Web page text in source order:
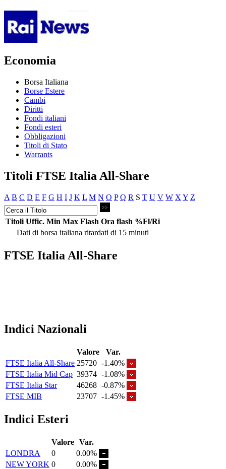
Economia
Borsa Italiana
Borse Estere
Cambi
Diritti
Fondi italiani
Fondi esteri
Obbligazioni
Titoli di Stato
Warrants
Titoli FTSE Italia All-Share
A B C D E F G H I J K L M N O P Q R S T U V W X Y Z
Titoli Uffic. Min Max Flash Ora flash %Fl/Ri
Dati di borsa italiana ritardati di 15 minuti
FTSE Italia All-Share
Indici Nazionali
Valore
Var.
FTSE Italia All-Share 25720 -1.40%
FTSE Italia Mid Cap 39374 -1.08%
FTSE Italia Star
46268 -0.87%
FTSE MIB
23707 -1.45%
Indici Esteri
Valore Var.
LONDRA
0
0.00%
NEW YORK 0
0.00%